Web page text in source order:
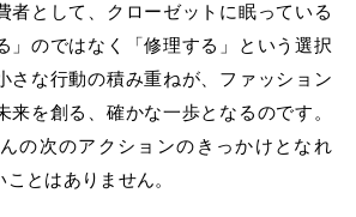
者として、クローゼットに眠っている
」のではなく「修理する」という選択
さな行動の積み重ねが、ファッション
来を創る、確かな一歩となるのです。
の次のアクションのきっかけとなれ
とはありません。